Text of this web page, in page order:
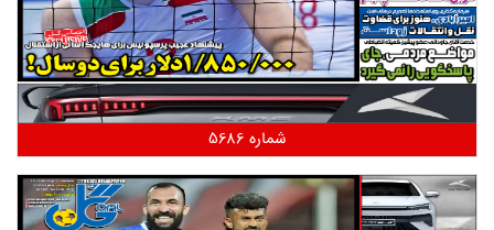
شماره 5686